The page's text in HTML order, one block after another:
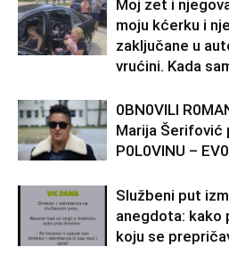
Moj zet i
moju kćerku i
zaključane u
vrućini. Kada
0BN0VlLl
Marija Šerifović
P0L0VINU –
Službeni put
anegdota: kako
koju se